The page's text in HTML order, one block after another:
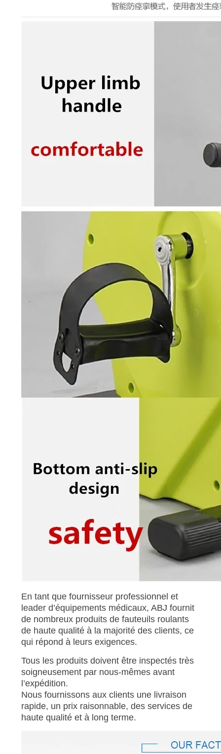
En tant que fournisseur professionnel et
leader d’équipements médicaux, ABJ fournit
de nombreux produits de fauteuils roulants
de haute qualité à la majorité des clients, ce
qui répond à leurs exigences.
Tous les produits doivent être inspectés très
soigneusement par nous-mêmes avant
l’expédition.
Nous fournissons aux clients une livraison
rapide, un prix raisonnable, des services de
haute qualité et à long terme.